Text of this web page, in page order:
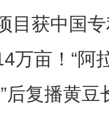
目获中国
万亩！“阿
后复播黄豆